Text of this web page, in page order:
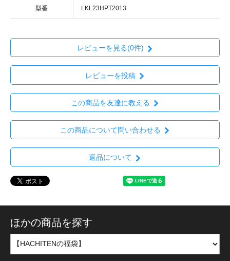
型番 LKL23HPT2013
レビューを見る(0件)
レビューを投稿
この商品を友達に教える
この商品について問い合わせる
返品について
ほかの商品を探す